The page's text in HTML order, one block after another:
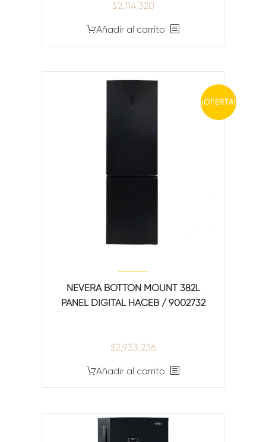
$2,114,320
Añadir al carrito
¡OFERTA!
NEVERA BOTTON MOUNT 382L
PANEL DIGITAL HACEB / 9002732
$2,933,236
Añadir al carrito